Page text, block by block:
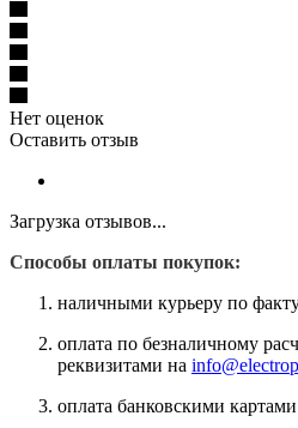
Нет оценок
Оставить отзыв
Загрузка отзывов...
Способы оплаты покупок:
наличными курьеру по
оплата по безналичному
реквизитами на
оплата банковскими картами